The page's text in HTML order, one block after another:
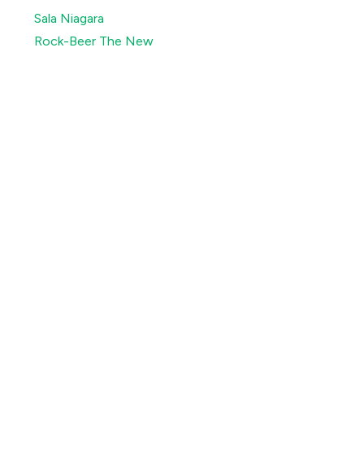
Sala Niagara
Rock-Beer The New